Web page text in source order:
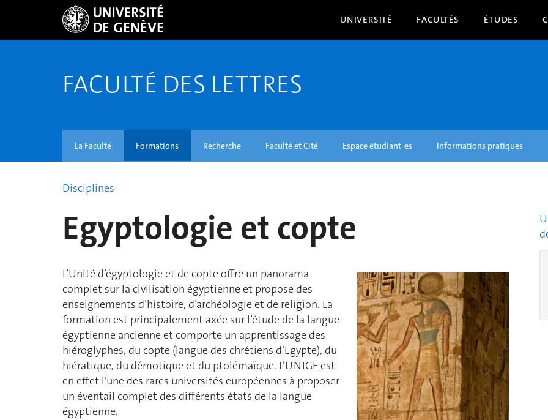
UNIVERSITÉ FACULTÉS ÉTUDES
FACULTÉ DES LETTRES
La Faculté Formations Recherche Faculté et Cité Espace étudiant-es Informations pratiques
Disciplines
Egyptologie et copte
L’Unité d’égyptologie et de copte offre un panorama
complet sur la civilisation égyptienne et propose des
enseignements d’histoire, d’archéologie et de religion. La
formation est principalement axée sur l’étude de la langue
égyptienne ancienne et comporte un apprentissage des
hiéroglyphes, du copte (langue des chrétiens d’Egypte), du
hiératique, du démotique et du ptolémaïque. L’UNIGE est
en effet l’une des rares universités européennes à proposer
un éventail complet des différents états de la langue
égyptienne.